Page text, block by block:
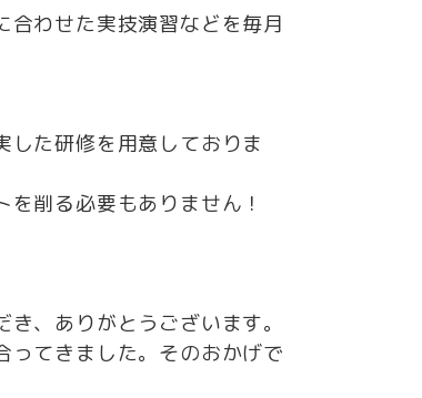
わせた実技演習などを毎月
した研修を用意しておりま
削る必要もありません！
、ありがとうございます。
ってきました。そのおかげで